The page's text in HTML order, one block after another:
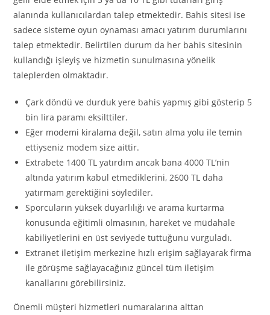
alanında kullanıcılardan talep etmektedir. Bahis sitesi ise
sadece sisteme oyun oynaması amacı yatırım durumlarını
talep etmektedir. Belirtilen durum da her bahis sitesinin
kullandığı işleyiş ve hizmetin sunulmasına yönelik
taleplerden olmaktadır.
Çark döndü ve durduk yere bahis yapmış gibi gösterip 5
bin lira paramı eksilttiler.
Eğer modemi kiralama değil, satın alma yolu ile temin
ettiyseniz modem size aittir.
Extrabete 1400 TL yatırdım ancak bana 4000 TL’nin
altında yatırım kabul etmediklerini, 2600 TL daha
yatırmam gerektiğini söylediler.
Sporcuların yüksek duyarlılığı ve arama kurtarma
konusunda eğitimli olmasının, hareket ve müdahale
kabiliyetlerini en üst seviyede tuttuğunu vurguladı.
Extranet iletişim merkezine hızlı erişim sağlayarak firma
ile görüşme sağlayacağınız güncel tüm iletişim
kanallarını görebilirsiniz.
Önemli müşteri hizmetleri numaralarına alttan